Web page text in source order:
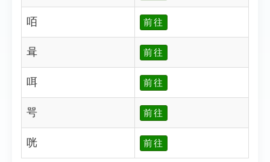
咟 前往
咠 前往
咡 前往
咢 前往
咣 前往